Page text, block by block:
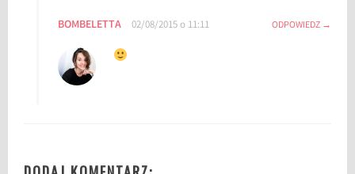
BOMBELETTA 02/08/2015 o 11:11 ODPOWIEDZ